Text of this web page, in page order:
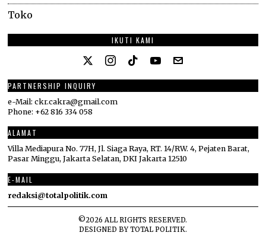
Toko
IKUTI KAMI
PARTNERSHIP INQUIRY
e-Mail: ckr.cakra@gmail.com
Phone: +62 816 334 058
ALAMAT
Villa Mediapura No. 77H, Jl. Siaga Raya, RT. 14/RW. 4, Pejaten Barat,
Pasar Minggu, Jakarta Selatan, DKI Jakarta 12510
E-MAIL
redaksi@totalpolitik.com
©2026 ALL RIGHTS RESERVED.
DESIGNED BYTOTAL POLITIK.